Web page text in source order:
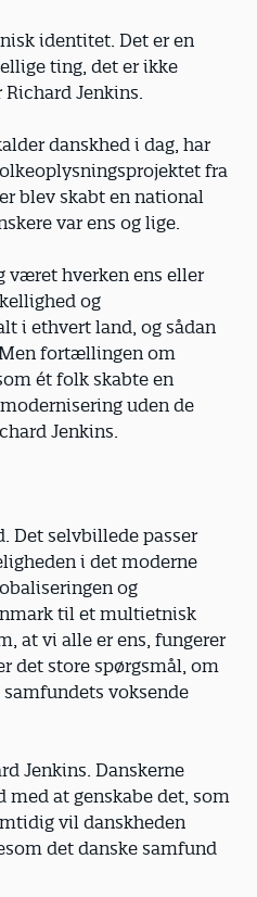
identitet. Det er en
ting, det er ikke
Jenkins.
danskhed i dag, har
fra
blev skabt en national
var ens og lige.
været hverken ens eller
og
i ethvert land, og sådan
fortællingen om
ét folk skabte en
uden de
Jenkins.
Det selvbillede passer
i det moderne
og
til et multietnisk
at vi alle er ens, fungerer
det store spørgsmål, om
voksende
Jenkins. Danskerne
at genskabe det, som
vil danskheden
det danske samfund